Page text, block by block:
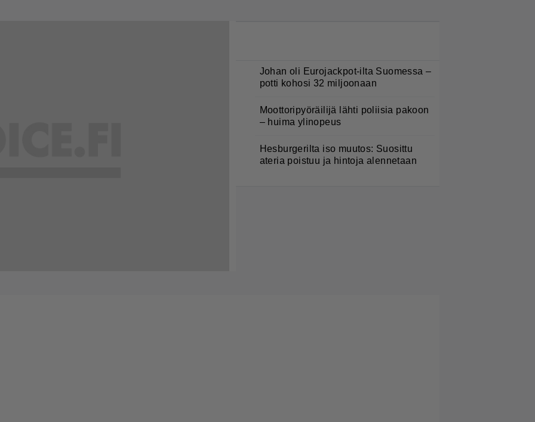
Johan oli Eurojackpot-ilta Suomessa –
potti kohosi 32 miljoonaan
Moottoripyöräilijä lähti poliisia pakoon
– huima ylinopeus
Hesburgerilta iso muutos: Suosittu
ateria poistuu ja hintoja alennetaan